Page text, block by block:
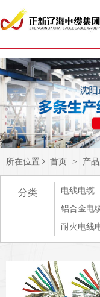
所在位置 首页 > 产
分类 电线电缆
铝合金电
耐火电线